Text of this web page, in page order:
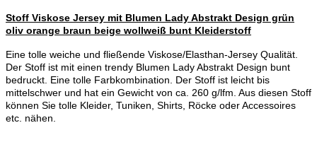
Stoff Viskose Jersey mit Blumen Lady Abstrakt Design grün
oliv orange braun beige wollweiß bunt Kleiderstoff
Eine tolle weiche und fließende Viskose/Elasthan-Jersey Qualität.
Der Stoff ist mit einen trendy Blumen Lady Abstrakt Design bunt
bedruckt. Eine tolle Farbkombination. Der Stoff ist leicht bis
mittelschwer und hat ein Gewicht von ca. 260 g/lfm. Aus diesen Stoff
können Sie tolle Kleider, Tuniken, Shirts, Röcke oder Accessoires
etc. nähen.